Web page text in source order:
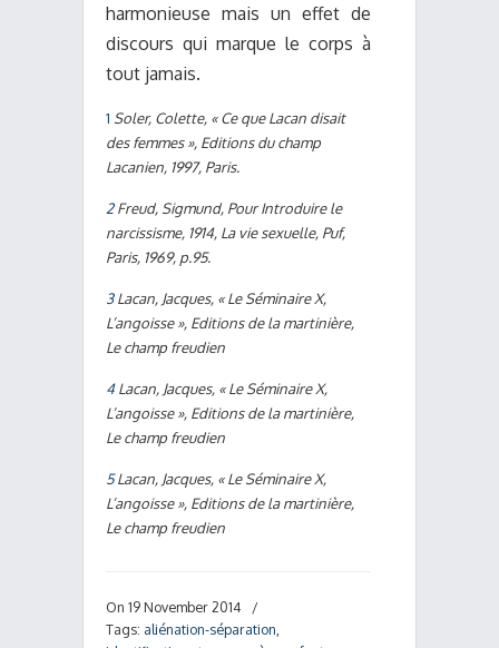
harmonieuse mais un effet de
discours qui marque le corps à
tout jamais.
1 Soler, Colette, « Ce que Lacan disait
des femmes », Editions du champ
Lacanien, 1997, Paris.
2Freud, Sigmund, Pour Introduire le
narcissisme, 1914, La vie sexuelle, Puf,
Paris, 1969, p.95.
3 Lacan, Jacques, « Le Séminaire X,
L’angoisse », Editions de la martinière,
Le champ freudien
4 Lacan, Jacques, « Le Séminaire X,
L’angoisse », Editions de la martinière,
Le champ freudien
5 Lacan, Jacques, « Le Séminaire X,
L’angoisse », Editions de la martinière,
Le champ freudien
On 19 November 2014
/
Tags: aliénation-séparation